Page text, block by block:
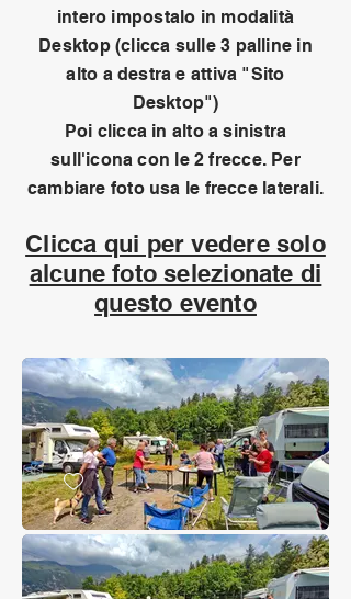
intero impostalo in modalità
Desktop(clicca sulle 3 palline in
alto a destra e attiva "Sito
Desktop")
Poi clicca in alto a sinistra
sull'icona con le 2 frecce. Per
cambiare foto usa le frecce laterali.
Clicca qui per vedere solo
alcune foto selezionate di
questo evento